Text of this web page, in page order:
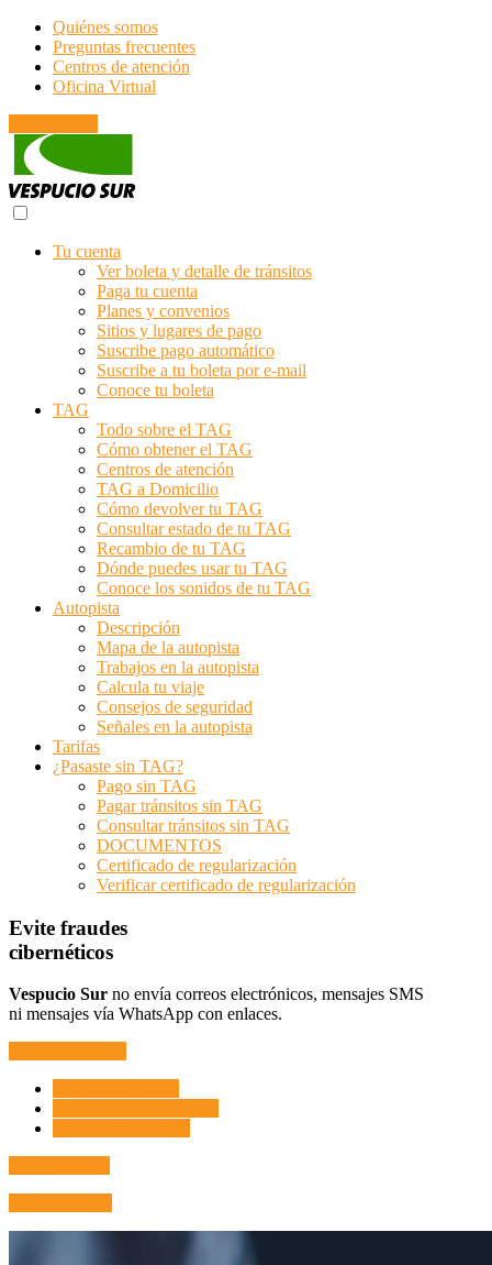
Quiénes somos
Preguntas frecuentes
Centros de atención
Oficina Virtual
Tu cuenta
Ver boleta y detalle de tránsitos
Paga tu cuenta
Planes y convenios
Sitios y lugares de pago
Suscribe pago automático
Suscribe a tu boleta por e-mail
Conoce tu boleta
TAG
Todo sobre el TAG
Cómo obtener el TAG
Centros de atención
TAG a Domicilio
Cómo devolver tu TAG
Consultar estado de tu TAG
Recambio de tu TAG
Dónde puedes usar tu TAG
Conoce los sonidos de tu TAG
Autopista
Descripción
Mapa de la autopista
Trabajos en la autopista
Calcula tu viaje
Consejos de seguridad
Señales en la autopista
Tarifas
¿Pasaste sin TAG?
Pago sin TAG
Pagar tránsitos sin TAG
Consultar tránsitos sin TAG
DOCUMENTOS
Certificado de regularización
Verificar certificado de regularización
Evite fraudes
cibernéticos
Vespucio Sur no envía correos electrónicos, mensajes SMS
ni mensajes vía WhatsApp con enlaces.